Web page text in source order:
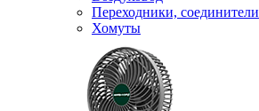
Переходники, соединители
Хомуты